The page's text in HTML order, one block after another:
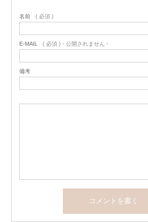
名前 ( 必須 )
E-MAIL ( 必須 ) - 公開されません -
備考